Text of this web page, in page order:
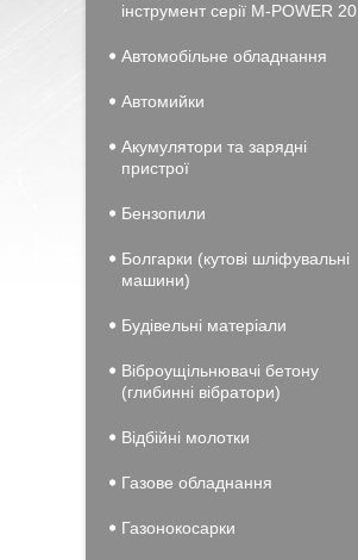
інструмент серії M-POWER 20
Автомобільне обладнання
Автомийки
Акумулятори та зарядні
пристрої
Бензопили
Болгарки (кутові шліфувальні
машини)
Будівельні матеріали
Віброущільнювачі бетону
(глибинні вібратори)
Відбійні молотки
Газове обладнання
Газонокосарки